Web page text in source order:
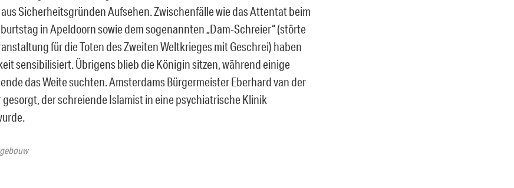
Sicherheitsgründen Aufsehen. Zwischenfälle wie das Attentat beim
in Apeldoorn sowie dem sogenannten „Dam-Schreier“ (störte
für die Toten des Zweiten Weltkrieges mit Geschrei) haben
sensibilisiert. Übrigens blieb die Königin sitzen, während einige
das Weite suchten. Amsterdams Bürgermeister Eberhard van der
gesorgt, der schreiende Islamist in eine psychiatrische Klinik